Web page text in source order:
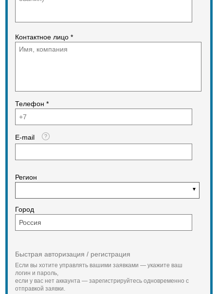
Контактное лицо *
Телефон *
E-mail
Регион
Город
Быстрая авторизация / регистрация
Если вы хотите управлять вашими заявками — укажите ваш
логин и пароль,
если у вас нет аккаунта — зарегистрируйтесь одновременно с
отправкой заявки.